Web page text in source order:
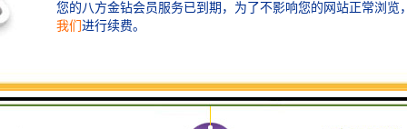
4. **易于悬挂和携带**：设计上考虑到易于悬挂和携
带，通常会配备轻便的杆子或者挂绳，方便在不同场合
5. **象征意义**：颁奖旗通常承载着荣誉、胜利和努力